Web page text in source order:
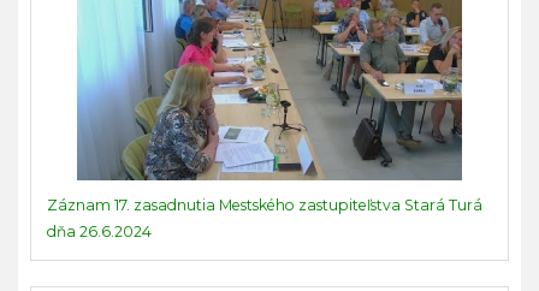
Záznam 17. zasadnutia Mestského zastupiteľstva Stará Turá
dňa 26.6.2024